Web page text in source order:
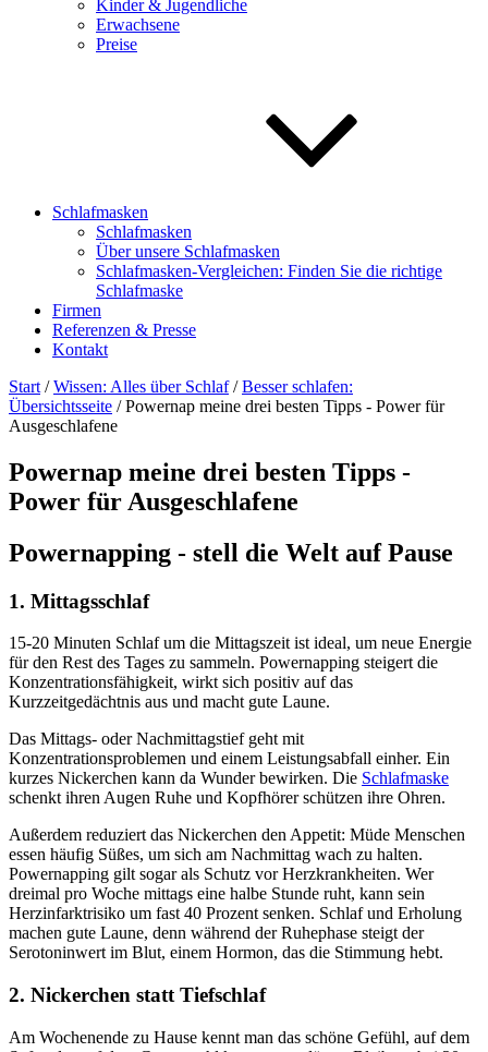
Kinder & Jugendliche
Erwachsene
Preise
Schlafmasken
Schlafmasken
Über unsere Schlafmasken
Schlafmasken-Vergleichen: Finden Sie die richtige
Schlafmaske
Firmen
Referenzen & Presse
Kontakt
Start /Wissen: Alles über Schlaf/Besser schlafen:
Übersichtsseite / Powernap meine drei besten Tipps - Power für
Ausgeschlafene
Powernap meine drei besten Tipps -
Power für Ausgeschlafene
Powernapping - stell die Welt auf Pause
1. Mittagsschlaf
15-20 Minuten Schlaf um die Mittagszeit ist ideal, um neue Energie
für den Rest des Tages zu sammeln. Powernapping steigert die
Konzentrationsfähigkeit, wirkt sich positiv auf das
Kurzzeitgedächtnis aus und macht gute Laune.
Das Mittags- oder Nachmittagstief geht mit
Konzentrationsproblemen und einem Leistungsabfall einher. Ein
kurzes Nickerchen kann da Wunder bewirken. Die Schlafmaske
schenkt ihren Augen Ruhe und Kopfhörer schützen ihre Ohren.
Außerdem reduziert das Nickerchen den Appetit: Müde Menschen
essen häufig Süßes, um sich am Nachmittag wach zu halten.
Powernapping gilt sogar als Schutz vor Herzkrankheiten. Wer
dreimal pro Woche mittags eine halbe Stunde ruht, kann sein
Herzinfarktrisiko um fast 40 Prozent senken. Schlaf und Erholung
machen gute Laune, denn während der Ruhephase steigt der
Serotoninwert im Blut, einem Hormon, das die Stimmung hebt.
2. Nickerchen statt Tiefschlaf
Am Wochenende zu Hause kennt man das schöne Gefühl, auf dem